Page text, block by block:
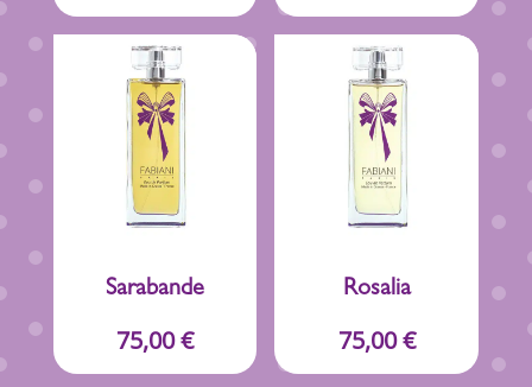
Sarabande
75,00€
Rosalia
75,00€